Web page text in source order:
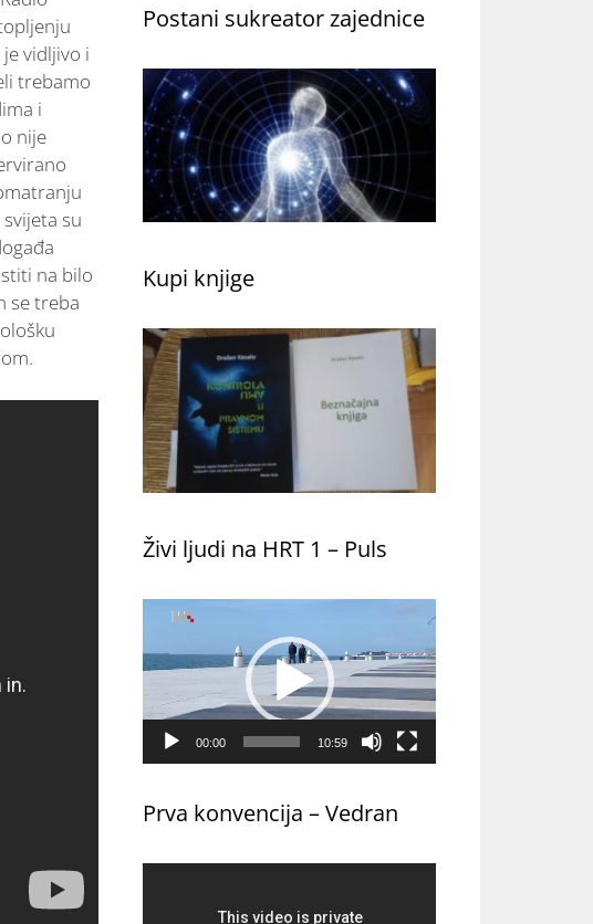
vidljivo i
trebamo
i
nije
su
na bilo
se treba
Postani sukreator zajednice
Kupi knjige
Živi ljudi na HRT 1 – Puls
Reproduktor
videozapisa
00:00 10:59
Prva konvencija – Vedran